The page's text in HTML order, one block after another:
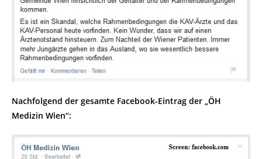
Nachfolgend der gesamte Facebook-Eintrag der „ÖH
Medizin Wien“: